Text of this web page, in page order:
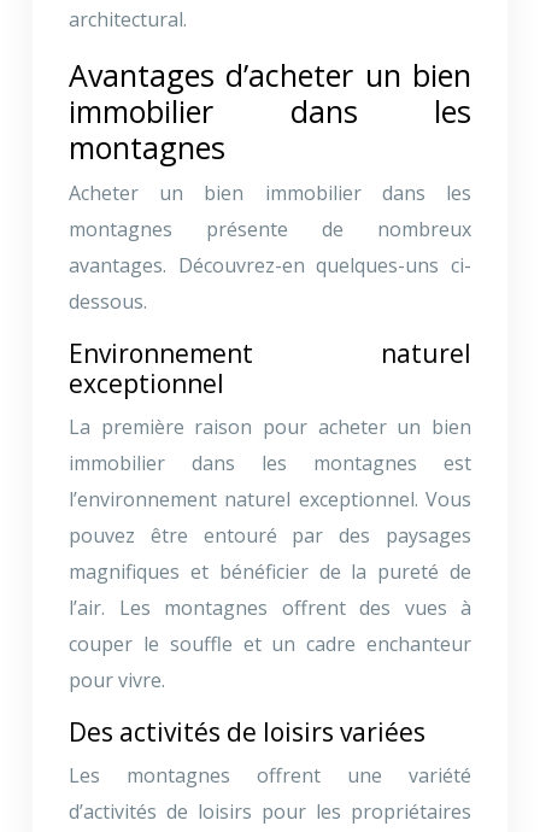
architectural.
Avantages d’acheter un bien
immobilier dans les
montagnes
Acheter un bien immobilier dans les
montagnes présente de nombreux
avantages. Découvrez-en quelques-uns ci-
dessous.
Environnement naturel
exceptionnel
La première raison pour acheter un bien
immobilier dans les montagnes est
l’environnement naturel exceptionnel. Vous
pouvez être entouré par des paysages
magnifiques et bénéficier de la pureté de
l’air. Les montagnes offrent des vues à
couper le souffle et un cadre enchanteur
pour vivre.
Des activités de loisirs variées
Les montagnes offrent une variété
d’activités de loisirs pour les propriétaires